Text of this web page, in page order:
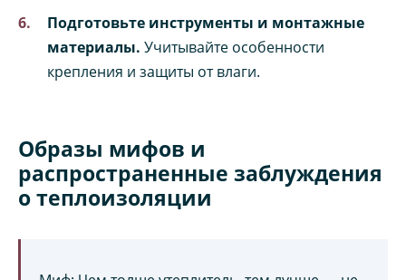
Подготовьте инструменты и монтажные
материалы. Учитывайте особенности
крепления и защиты от влаги.
Образы мифов и
распространенные заблуждения
о теплоизоляции